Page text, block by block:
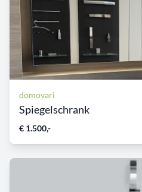
domovari
Spiegelschrank
€ 1.500,-